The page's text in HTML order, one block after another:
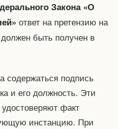
Закона «О
ответ на претензию на
быть получен в
содержаться подпись
и его должность. Эти
факт
инстанцию. При